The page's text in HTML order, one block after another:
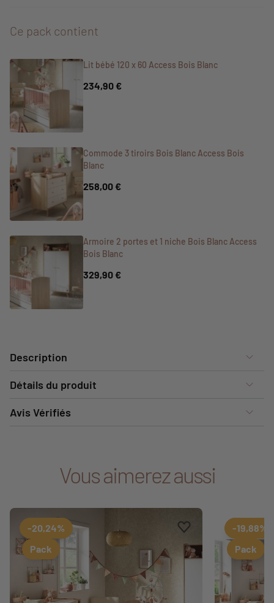
Ce pack contient
Lit bébé 120 x 60 Access Bois Blanc
234,90 €
Commode 3 tiroirs Bois Blanc Access Bois
Blanc
258,00 €
Armoire 2 portes et 1 niche Bois Blanc Access
Bois Blanc
329,90 €
Description
Détails du produit
Avis Vérifiés
Vous aimerez aussi
Ajouter aux favoris
Supprimer des
-20,24%
Pack
-19,88%
Pack